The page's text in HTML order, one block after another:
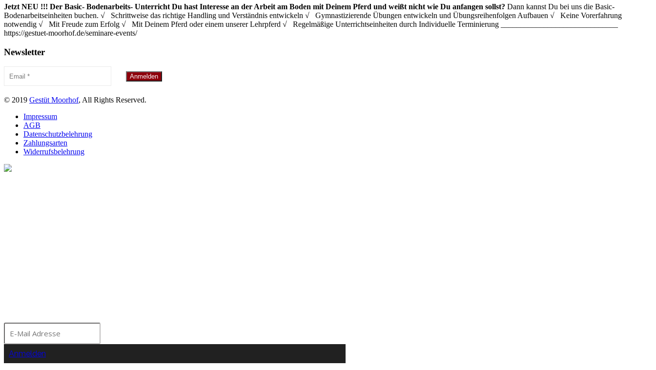
Jetzt NEU !!! Der Basic- Bodenarbeits- Unterricht Du hast Interesse an der Arbeit am Boden mit Deinem Pferd und weißt nicht wie Du anfangen sollst? Dann kannst Du bei uns die Basic-
Bodenarbeitseinheiten buchen. √ Schrittweise das richtige Handling und Verständnis entwickeln √ Gymnastizierende Übungen entwickeln und Übungsreihenfolgen Aufbauen √ Keine Vorerfahrung
notwendig √ Mit Freude zum Erfolg √ Mit Deinem Pferd oder einem unserer Lehrpferd √ Regelmäßige Unterrichtseinheiten durch Individuelle Terminierung ______________________________
https://gestuet-moorhof.de/seminare-events/
Newsletter
© 2019 Gestüt Moorhof, All Rights Reserved.
Impressum
AGB
Datenschutzbelehrung
Zahlungsarten
Widerrufsbelehrung
Anmelden